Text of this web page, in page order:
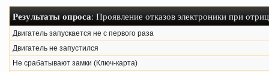
Результаты опроса: Проявление отказов электроники при
Двигатель запускается не с первого раза
Двигатель не запустился
Не срабатывают замки (Ключ-карта)